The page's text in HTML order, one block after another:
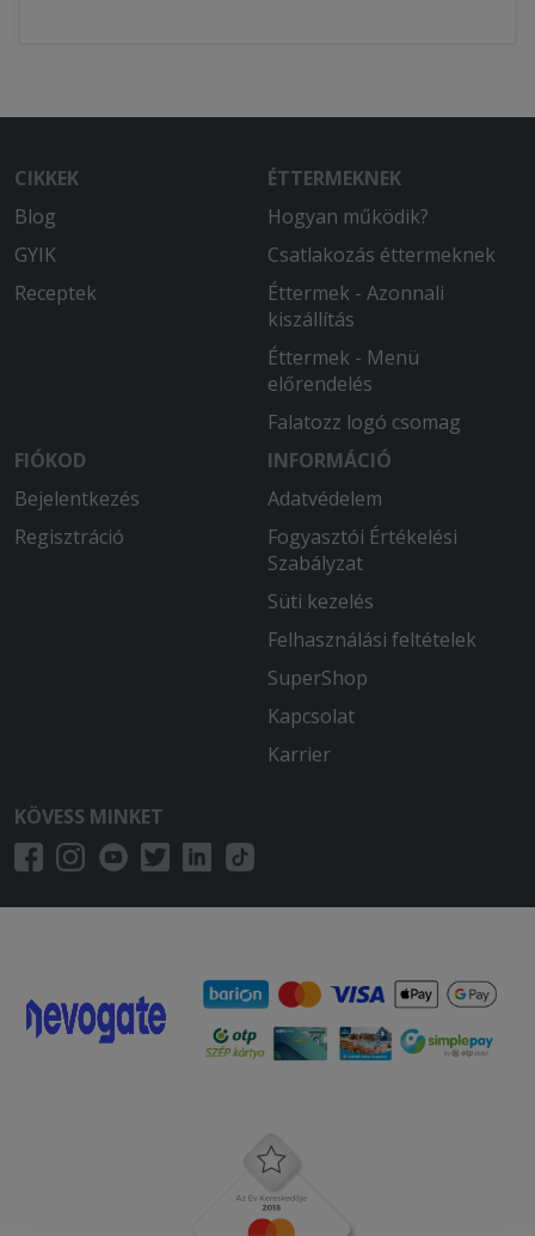
CIKKEK
Blog
GYIK
Receptek
ÉTTERMEKNEK
Hogyan működik?
Csatlakozás éttermeknek
Éttermek - Azonnali
kiszállítás
Éttermek - Menü
előrendelés
Falatozz logó csomag
FIÓKOD
Bejelentkezés
Regisztráció
INFORMÁCIÓ
Adatvédelem
Fogyasztói Értékelési
Szabályzat
Süti kezelés
Felhasználási feltételek
SuperShop
Kapcsolat
Karrier
KÖVESS MINKET